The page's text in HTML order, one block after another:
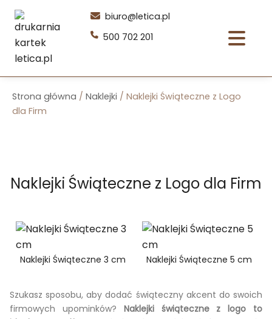
Przejdź
treści
biuro@letica.pl
500 702 201
Strona główna / Naklejki / Naklejki Świąteczne z Logo
dla Firm
Naklejki Świąteczne z Logo dla Firm
Naklejki Świąteczne 3 cm Naklejki Świąteczne 5 cm
Szukasz sposobu, aby dodać świąteczny akcent do swoich
firmowych upominków? Naklejki świąteczne z logo to